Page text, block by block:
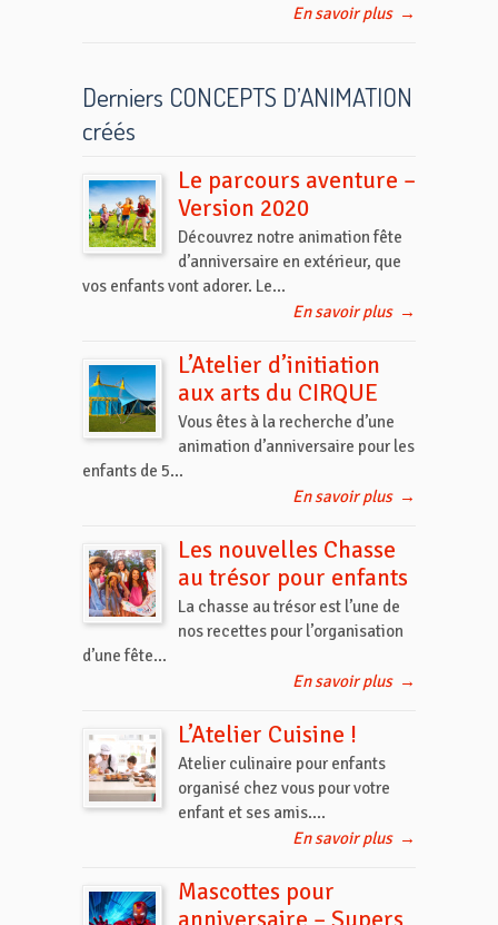
En savoir plus →
Derniers CONCEPTS D’ANIMATION
créés
Le parcours aventure –
Version 2020
Découvrez notre animation fête
d’anniversaire en extérieur, que
vos enfants vont adorer. Le...
En savoir plus →
L’Atelier d’initiation
aux arts du CIRQUE
Vous êtes à la recherche d’une
animation d’anniversaire pour les
enfants de 5...
En savoir plus →
Les nouvelles Chasse
au trésor pour enfants
La chasse au trésor est l’une de
nos recettes pour l’organisation
d’une fête...
En savoir plus →
L’Atelier Cuisine !
Atelier culinaire pour enfants
organisé chez vous pour votre
enfant et ses amis....
En savoir plus →
Mascottes pour